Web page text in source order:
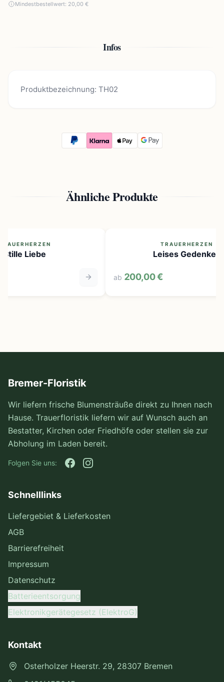
Mindestbestellwert: 20,00 €
Infos
Produktbezeichnung: TH02
Ähnliche Produkte
Stille Liebe
TRAUERHERZEN
Leises Gedenken
ab 200,00 €
Bremer-Floristik
Wir liefern frische Blumensträuße direkt zu Ihnen nach
Hause. Trauerfloristik liefern wir auf Wunsch auch an
Bestatter, Kirchen oder Friedhöfe oder stellen sie zur
Abholung im Laden bereit.
Folgen Sie uns:
Schnelllinks
Liefergebiet & Lieferkosten
AGB
Barrierefreiheit
Impressum
Datenschutz
Batterieentsorgung
Elektronikgerätegesetz (ElektroG)
Kontakt
Osterholzer Heerstr. 29, 28307 Bremen